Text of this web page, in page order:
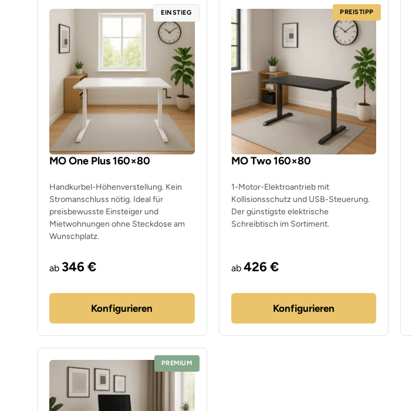
EINSTIEG
MO One Plus 160×80
Handkurbel-Höhenverstellung. Kein
Stromanschluss nötig. Ideal für
preisbewusste Einsteiger und
Mietwohnungen ohne Steckdose am
Wunschplatz.
ab 346 €
Konfigurieren
PREISTIPP
MO Two 160×80
1-Motor-Elektroantrieb mit
Kollisionsschutz und USB-Steuerung.
Der günstigste elektrische
Schreibtisch im Sortiment.
ab 426 €
Konfigurieren
PREMIUM